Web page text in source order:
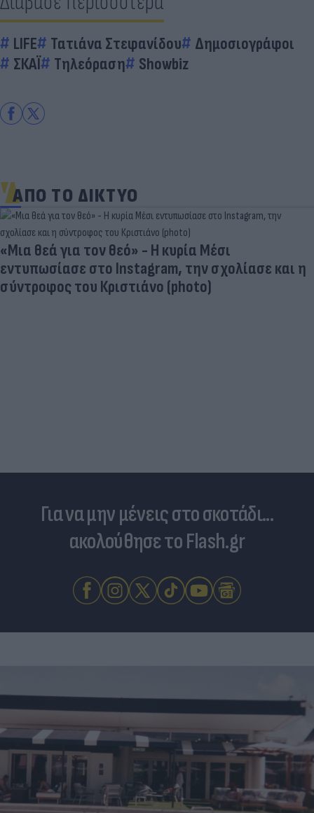
LIFE Τατιάνα Στεφανίδου
Δημοσιογράφοι
ΣΚΑΪ
Τηλεόραση Showbiz
ΑΠΟ ΤΟ ΔΙΚΤΥΟ
Για να μην μένεις στο σκοτάδι...
ακολούθησε το Flash.gr